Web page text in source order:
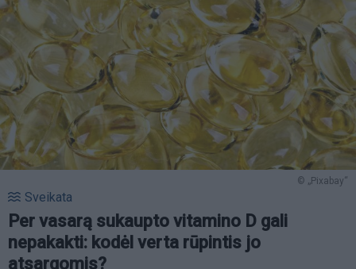
© „Pixabay“
Sveikata
Per vasarą sukaupto vitamino D gali
nepakakti: kodėl verta rūpintis jo
atsargomis?